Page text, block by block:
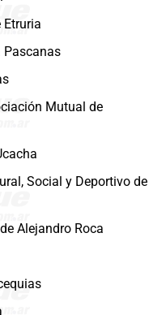
Etruria
Pascanas
Mutual de
Social y Deportivo de
Alejandro Roca